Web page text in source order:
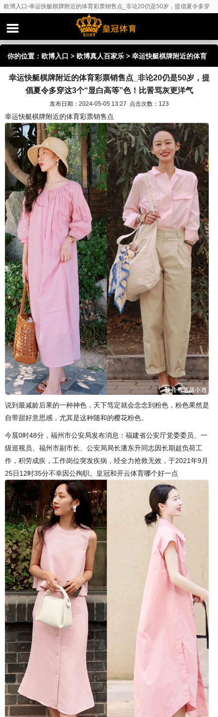
欧博入口-幸运快艇棋牌附近的体育彩票销售点_非论20仍是50岁，提倡夏令多穿
这3个“显白高等”色！比詈骂灰更洋气
你的位置： 欧博入口 > 欧博真人百家乐 > 幸运快艇棋牌附近的体育
彩票销售点_非论20仍是50岁，提倡夏令多穿这3个“显白高等”色！
比詈骂灰更洋气
幸运快艇棋牌附近的体育彩票销售点_非论20仍是50岁，提
倡夏令多穿这3个“显白高等”色！比詈骂灰更洋气
发布日期：2024-05-05 13:27 点击次数：123
幸运快艇棋牌附近的体育彩票销售点
说到最减龄后果的一种神色，天下笃定就会念念到粉色，粉色果然是
自带甜好意思感，尤其是这种随和的樱花粉色。
今晨0时48分，福州市公安局发布消息：福建省公安厅党委委员、一
级巡视员、福州市副市长、公安局局长潘东升同志因长期超负荷工
作，积劳成疾，工作岗位突发疾病，经全力抢救无效，于2021年9月
25日12时35分不幸因公殉职。皇冠和开云体育哪个好一点